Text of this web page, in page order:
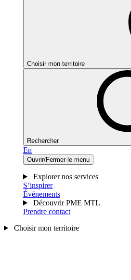
Choisir mon territoire
Rechercher
En
Ouvrir/Fermer le menu
Explorer nos services
S’inspirer
Événements
Découvrir PME MTL
Prendre contact
Choisir mon territoire